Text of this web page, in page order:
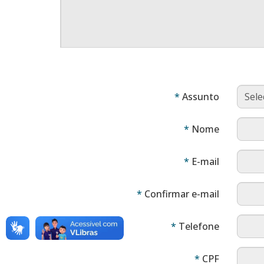
Assunto
NomeObrigatório
E-mail
Confirmar e-mail
TelefoneObrigatório
CPFObrigatório